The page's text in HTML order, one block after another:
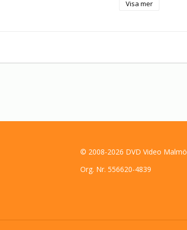
detta program. Ingenting inträffade som
Visa mer
© 2008-2026 DVD Video
Org. Nr. 556620-4839